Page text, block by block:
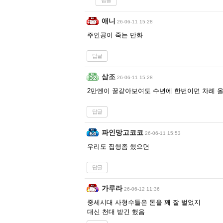
애니 26-06-11 15:28
주인공이 죽는 만화
답글
삼조 26-06-11 15:28
2만엔이 꿀같아보여도 수년에 한번이면 차례
답글
파인망고코코 26-06-11 15:53
우리도 집행좀 했으면
답글
가루라 26-06-12 11:36
중세시대 사형수들은 돈을 꽤 잘 벌었지
대신 천대 받긴 했음